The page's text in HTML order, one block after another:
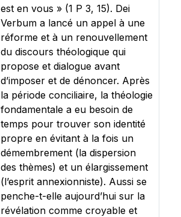
est en vous » (1 P 3, 15). Dei
Verbum a lancé un appel à une
réforme et à un renouvellement
du discours théologique qui
propose et dialogue avant
d’imposer et de dénoncer. Après
la période conciliaire, la théologie
fondamentale a eu besoin de
temps pour trouver son identité
propre en évitant à la fois un
démembrement (la dispersion
des thèmes) et un élargissement
(l’esprit annexionniste). Aussi se
penche-t-elle aujourd’hui sur la
révélation comme croyable et